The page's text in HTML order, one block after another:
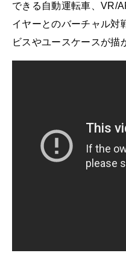
できる自動運転車、VR/
イヤーとのバーチャル対
ビスやユースケースが描